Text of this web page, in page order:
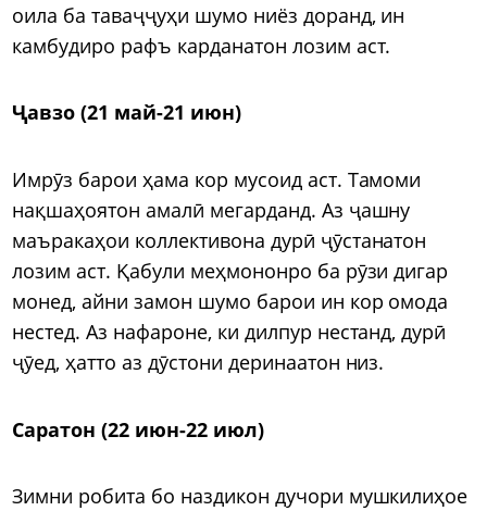
оила ба таваҷҷуҳи шумо ниёз доранд, ин
камбудиро рафъ карданатон лозим аст.
Ҷавзо (21 май-21 июн)
Имрӯз барои ҳама кор мусоид аст. Тамоми
нақшаҳоятон амалӣ мегарданд. Аз ҷашну
маъракаҳои коллективона дурӣ ҷӯстанатон
лозим аст. Қабули меҳмононро ба рӯзи дигар
монед, айни замон шумо барои ин кор омода
нестед. Аз нафароне, ки дилпур нестанд, дурӣ
ҷӯед, ҳатто аз дӯстони деринаатон низ.
Саратон (22 июн-22 июл)
Зимни робита бо наздикон дучори мушкилиҳое